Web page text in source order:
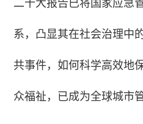
二十大报告已将国家应急
系，凸显其在社会治理中
共事件，如何科学高效地
众福祉，已成为全球城市